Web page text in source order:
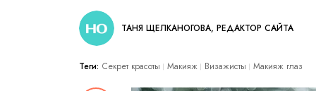
ТАНЯ ЩЕЛКАНОГОВА, РЕДАКТОР САЙТА
Теги: Секрет красоты Макияж Визажисты Макияж глаз